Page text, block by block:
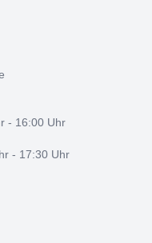
- 16:00 Uhr
- 17:30 Uhr